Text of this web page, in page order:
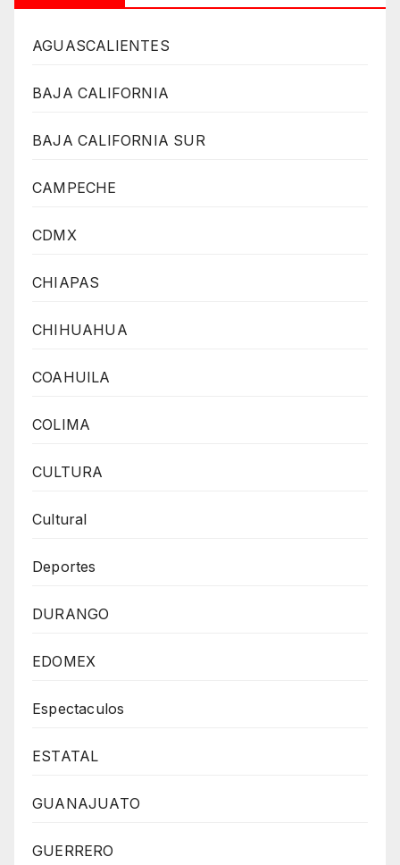
AGUASCALIENTES
BAJA CALIFORNIA
BAJA CALIFORNIA SUR
CAMPECHE
CDMX
CHIAPAS
CHIHUAHUA
COAHUILA
COLIMA
CULTURA
Cultural
Deportes
DURANGO
EDOMEX
Espectaculos
ESTATAL
GUANAJUATO
GUERRERO